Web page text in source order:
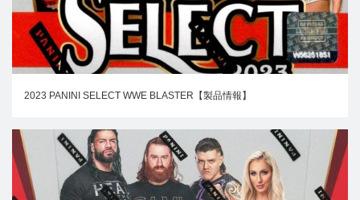
2023 PANINI SELECT WWE BLASTER【製品情報】